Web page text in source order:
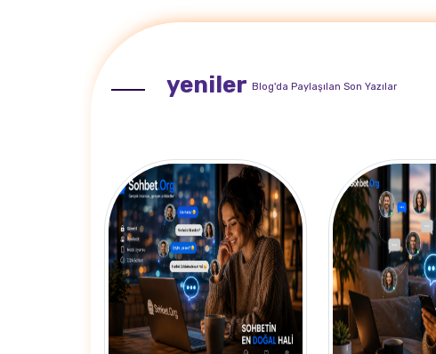
yeniler Blog'da Paylaşılan Son Yazılar